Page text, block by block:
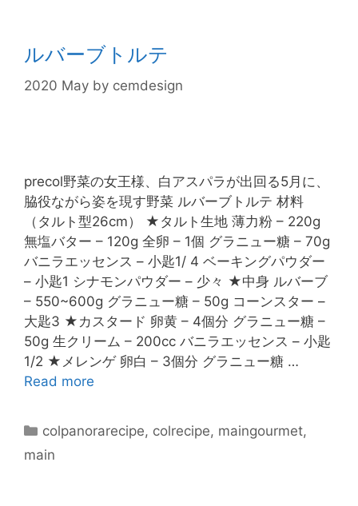
ルバーブトルテ
2020 May by cemdesign
precol野菜の女王様、白アスパラが出回る5月に、
脇役ながら姿を現す野菜 ルバーブトルテ 材料
（タルト型26cm） ★タルト生地 薄力粉 – 220g
無塩バター – 120g 全卵 – 1個 グラニュー糖 – 70g
バニラエッセンス – 小匙1/ 4 ベーキングパウダー
– 小匙1 シナモンパウダー – 少々 ★中身 ルバーブ
– 550~600g グラニュー糖 – 50g コーンスター –
大匙3 ★カスタード 卵黄 – 4個分 グラニュー糖 –
50g 生クリーム – 200cc バニラエッセンス – 小匙
1/2 ★メレンゲ 卵白 – 3個分 グラニュー糖 …
Read more
colpanorarecipe, colrecipe, maingourmet,
main